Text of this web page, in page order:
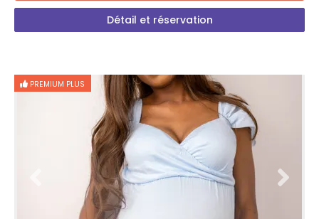
Détail et réservation
PREMIUM PLUS